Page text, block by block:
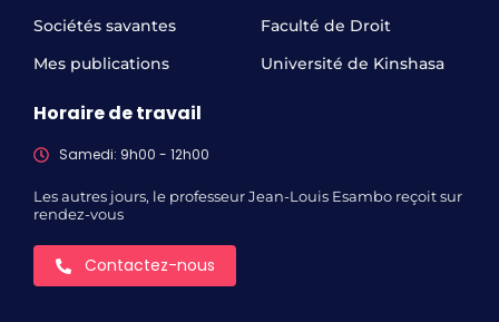
Sociétés savantes
Mes publications
Faculté de Droit
Université de Kinshasa
Horaire de travail
Samedi: 9h00 - 12h00
Les autres jours, le professeur Jean-Louis Esambo reçoit sur
rendez-vous
Contactez-nous